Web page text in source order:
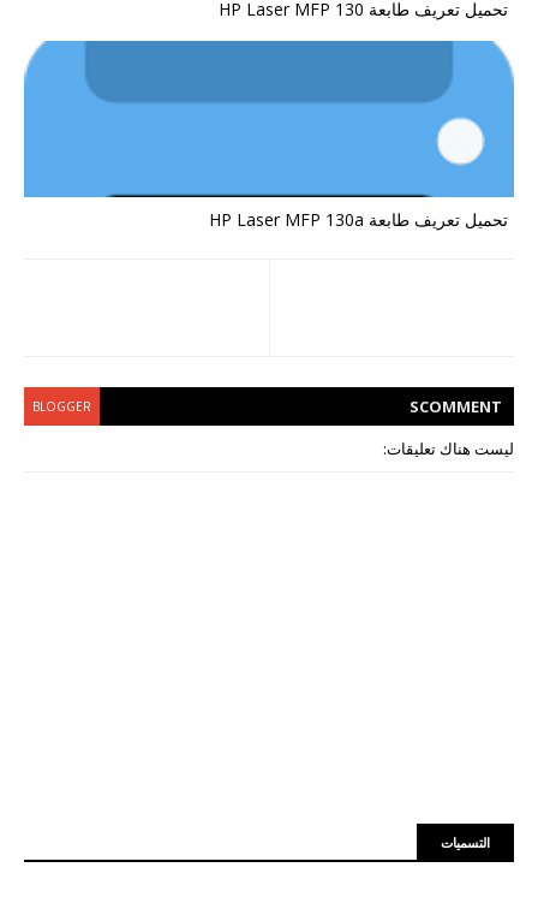
تحميل تعريف طابعة HP Laser MFP 130
تحميل تعريف طابعة HP Laser MFP 130a
COMMENT
S
BLOGGER
ليست هناك تعليقات:
التسميات